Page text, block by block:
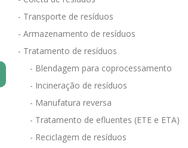
- Transporte de resíduos
- Armazenamento de resíduos
- Tratamento de resíduos
- Blendagem para coprocessamento
- Incineração de resíduos
- Manufatura reversa
- Tratamento de efluentes (ETE e ETA)
- Reciclagem de resíduos